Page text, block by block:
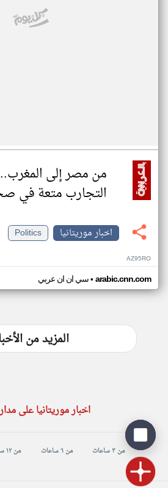
من مصر إلى
التجارب متعة في
اخبار موريتانيا
Politics
AZ95RO
سي ان ان عربي• arabic.cnn.com
المزيد من
اخبار موريتانيا على
من ٣ ساعات من ٦ ساعات من ١٢ ساعة